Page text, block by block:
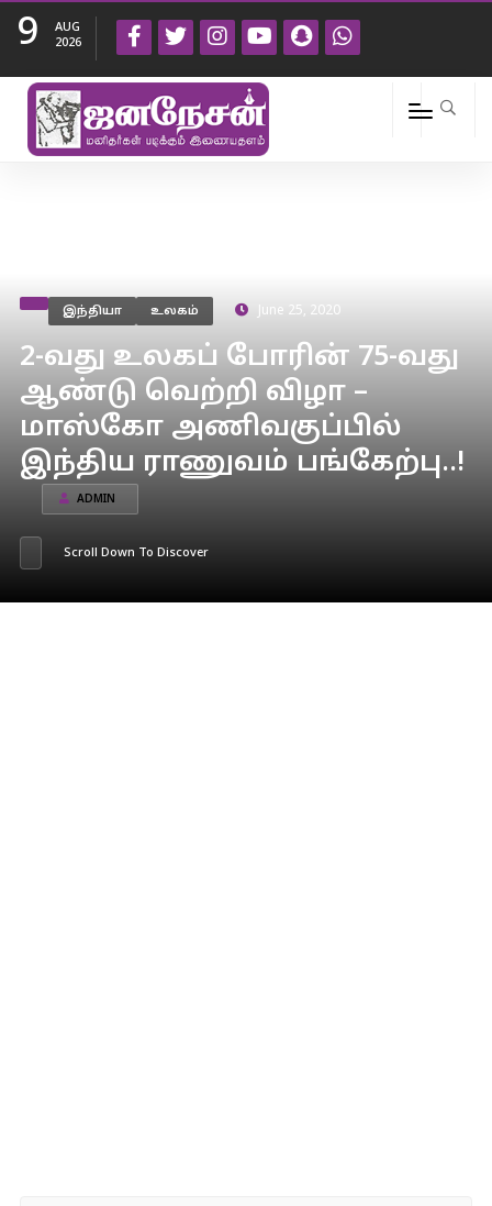
9
AUG
2026
இந்தியா உலகம் June 25, 2020
2-வது உலகப் போரின் 75-வது
ஆண்டு வெற்றி விழா –
மாஸ்கோ அணிவகுப்பில்
இந்திய ராணுவம் பங்கேற்பு..!
ADMIN
Scroll Down To Discover